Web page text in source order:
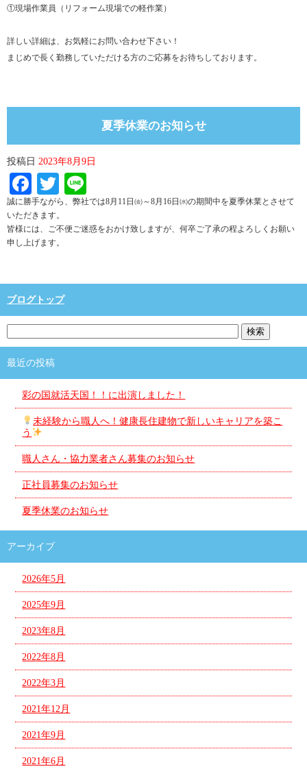
①現場作業員（リフォーム現場での軽作業）
詳しい詳細は、お気軽にお問い合わせ下さい！
まじめで長く勤務していただける方のご応募をお待ちしております。
夏季休業のお知らせ
投稿日 2023年8月9日
Facebook
Twitter
誠に勝手ながら、弊社では8月11日㈮～8月16日㈬の期間中を夏季休業とさせて
いただきます。
皆様には、ご不便ご迷惑をおかけ致しますが、何卒ご了承の程よろしくお願い
申し上げます。
ブログトップ
最近の投稿
彩の国就活天国！！に出演しました！
未経験から職人へ！健康長住建物で新しいキャリアを築こ
う
職人さん・協力業者さん募集のお知らせ
正社員募集のお知らせ
夏季休業のお知らせ
アーカイブ
2026年5月
2025年9月
2023年8月
2022年8月
2022年3月
2021年12月
2021年9月
2021年6月